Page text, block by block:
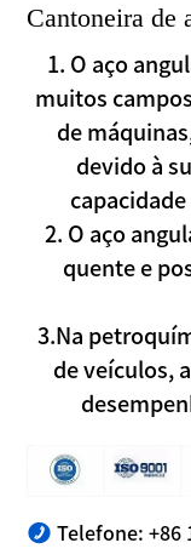
Cantoneira de
1. O aço
muitos
de
devido à
2. O aço
quente e
3.Na
de veículos,
Telefone: +86